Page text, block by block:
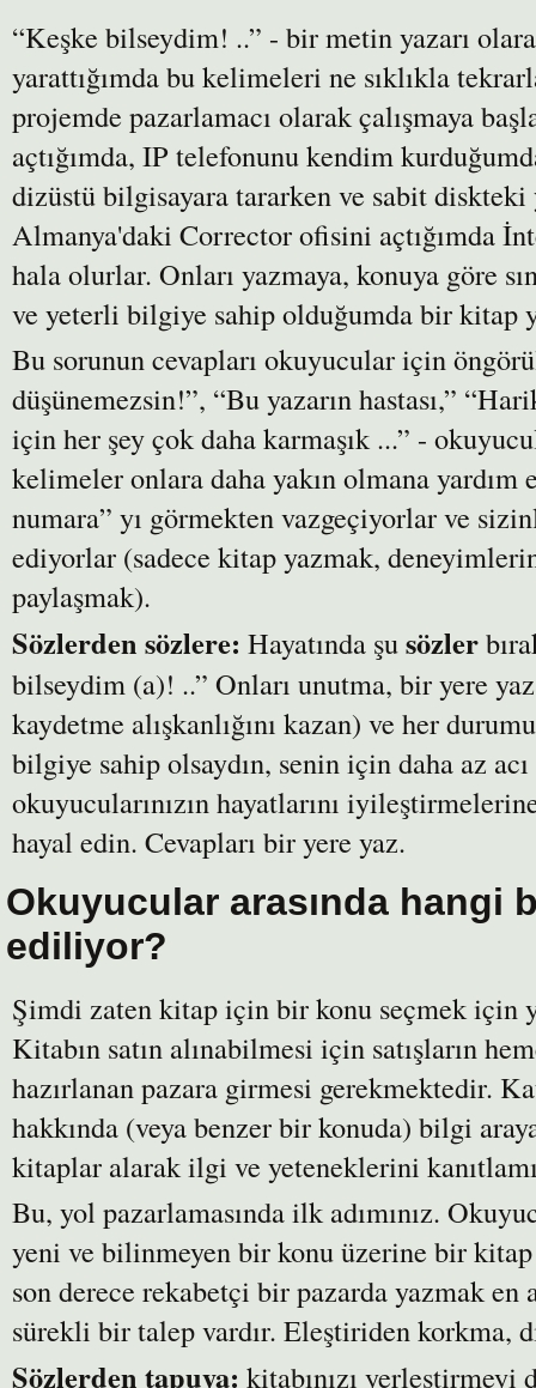
“Keşke bilseydim! ..” - bir metin yazarı
yarattığımda bu kelimeleri ne sıklıkla
projemde pazarlamacı olarak çalışmaya
açtığımda, IP telefonunu kendim
dizüstü bilgisayara tararken ve sabit diskteki
Almanya'daki Corrector ofisini açtığımda
hala olurlar. Onları yazmaya, konuya göre
ve yeterli bilgiye sahip olduğumda bir kitap
Bu sorunun cevapları okuyucular için
düşünemezsin!”, “Bu yazarın hastası,”
için her şey çok daha karmaşık ...” -
kelimeler onlara daha yakın olmana yardım
numara” yı görmekten vazgeçiyorlar ve
ediyorlar (sadece kitap yazmak,
paylaşmak).
Sözlerden sözlere: Hayatında şusözler
bilseydim (a)! ..” Onları unutma, bir yere
kaydetme alışkanlığını kazan) ve her
bilgiye sahip olsaydın, senin için daha az
okuyucularınızın hayatlarını
hayal edin. Cevapları bir yere yaz.
Okuyucular arasında hangi
ediliyor?
Şimdi zaten kitap için bir konu seçmek için
Kitabın satın alınabilmesi için satışların
hazırlanan pazara girmesi gerekmektedir.
hakkında (veya benzer bir konuda) bilgi
kitaplar alarak ilgi ve yeteneklerini
Bu, yol pazarlamasında ilk adımınız.
yeni ve bilinmeyen bir konu üzerine bir
son derece rekabetçi bir pazarda yazmak en
sürekli bir talep vardır. Eleştiriden korkma,
Sözlerden tapuya: kitabınızı